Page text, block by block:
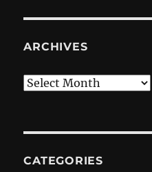
ARCHIVES
Archives
CATEGORIES